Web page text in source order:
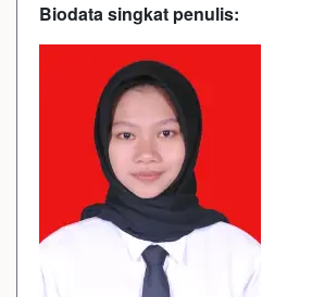
Biodata singkat penulis: